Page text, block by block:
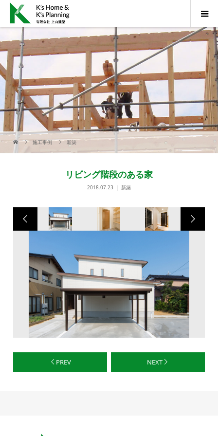
施工事例 新築
リビング階段のある家
2018.07.23 新築
PREV NEXT